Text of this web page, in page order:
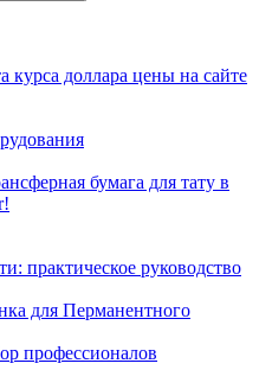
курса доллара цены на сайте
бумага для тату в
практическое руководство
для Перманентного
профессионалов